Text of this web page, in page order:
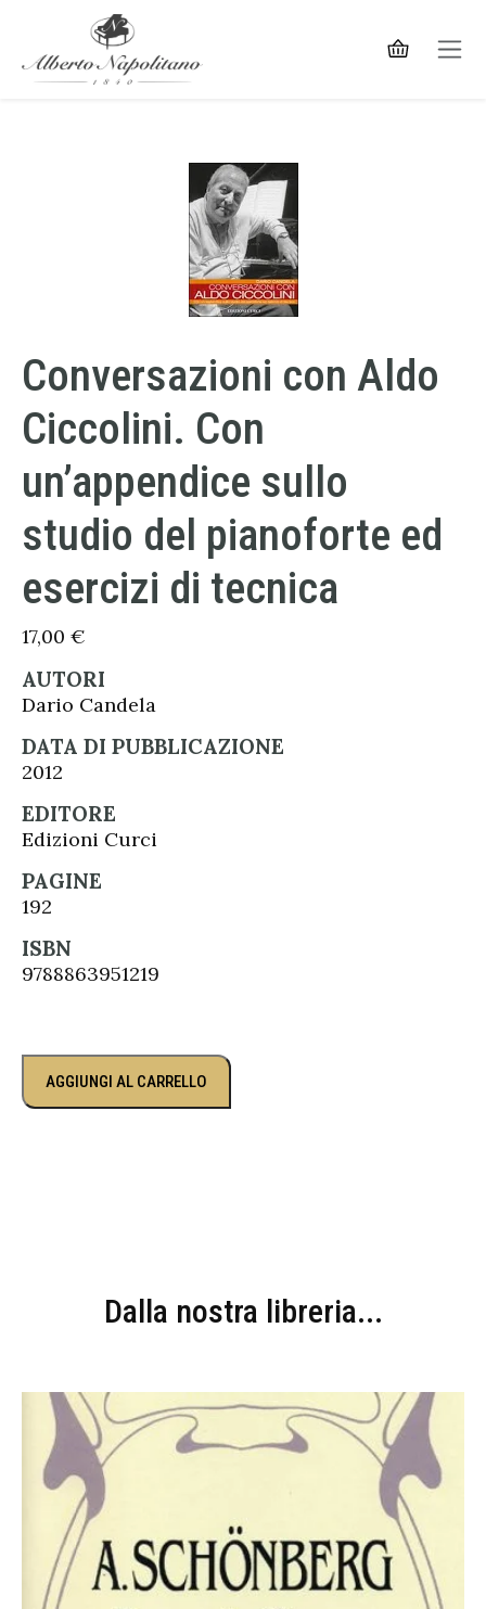
Conversazioni con Aldo
Ciccolini. Con
un’appendice sullo
studio del pianoforte ed
esercizi di tecnica
17,00 €
AUTORI
Dario Candela
DATA DI PUBBLICAZIONE
2012
EDITORE
Edizioni Curci
PAGINE
192
ISBN
9788863951219
AGGIUNGI AL CARRELLO
Dalla nostra libreria...